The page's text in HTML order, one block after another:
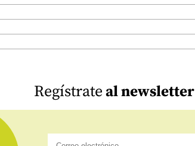
Regístrateal newsletter